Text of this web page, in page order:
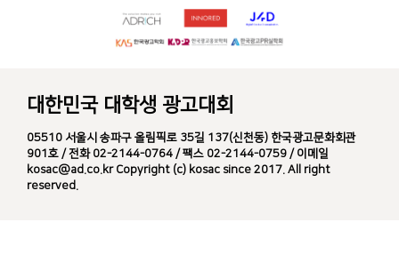
대한민국 대학생 광고대회
05510 서울시 송파구 올림픽로 35길 137(신천동) 한국광고문화회관
901호 / 전화 02-2144-0764 / 팩스 02-2144-0759 / 이메일
kosac@ad.co.kr Copyright (c) kosac since 2017. All right
reserved.